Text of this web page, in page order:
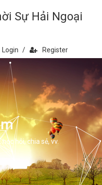
Sự Hải Ngoại
Login / Register
hỏi, chia sẻ, vv.